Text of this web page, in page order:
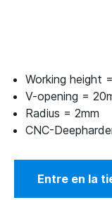
Working height
V-opening =
Radius = 2mm
CNC-
Entre en la